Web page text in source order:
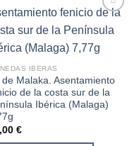
Añadir
deseos
IBERAS
de Malaka. Asentamiento
de la costa sur de la
Ibérica (Malaga)
€